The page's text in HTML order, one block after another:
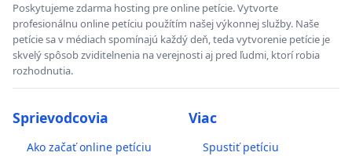
Poskytujeme zdarma hosting pre online petície. Vytvorte
profesionálnu online petíciu použítím našej výkonnej služby. Naše
petície sa v médiach spomínajú každý deň, teda vytvorenie petície je
skvelý spôsob zviditelnenia na verejnosti aj pred ľudmi, ktorí robia
rozhodnutia.
Sprievodcovia
Ako začať online petíciu
Viac
Spustiť petíciu